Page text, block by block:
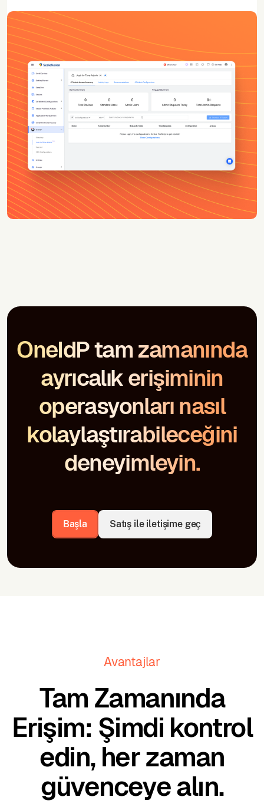
OneIdP tam zamanında
ayrıcalık erişiminin
operasyonları nasıl
kolaylaştırabileceğini
deneyimleyin.
Başla Satış ile iletişime geç
Avantajlar
Tam Zamanında
Erişim: Şimdi kontrol
edin, her zaman
güvenceye alın.